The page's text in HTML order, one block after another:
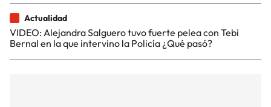
Actualidad
VIDEO: Alejandra Salguero tuvo fuerte pelea con Tebi
Bernal en la que intervino la Policía ¿Qué pasó?